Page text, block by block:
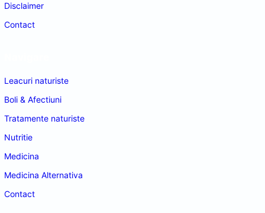
Disclaimer
Contact
Leacuri naturiste
Boli & Afectiuni
Tratamente naturiste
Nutritie
Medicina
Medicina Alternativa
Contact